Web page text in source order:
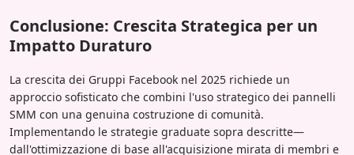
Conclusione: Crescita Strategica per un
Impatto Duraturo
La crescita dei Gruppi Facebook nel 2025 richiede un
approccio sofisticato che combini l'uso strategico dei pannelli
SMM con una genuina costruzione di comunità.
Implementando le strategie graduate sopra descritte—
dall'ottimizzazione di base all'acquisizione mirata di membri e